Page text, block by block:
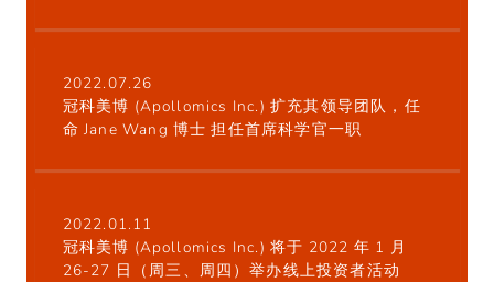
2022.07.26
冠科美博 (Apollomics Inc.) 扩充其领导团队，任
命 Jane Wang 博士 担任首席科学官一职
2022.01.11
冠科美博 (Apollomics Inc.) 将于 2022 年 1 月
26-27 日（周三、周四）举办线上投资者活动